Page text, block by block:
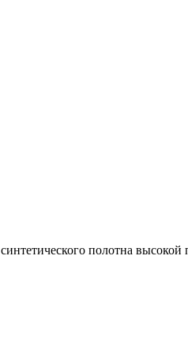
полотна высокой